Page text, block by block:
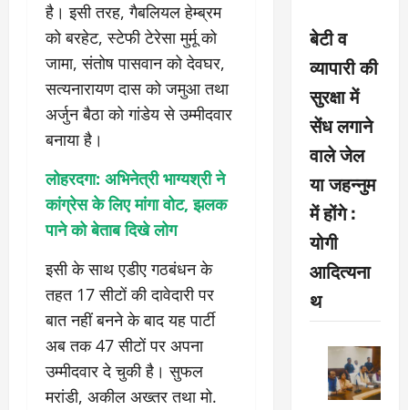
है। इसी तरह, गैबलियल हेम्ब्रम
को बरहेट, स्टेफी टेरेसा मुर्मू को
जामा, संतोष पासवान को देवघर,
सत्यनारायण दास को जमुआ तथा
अर्जुन बैठा को गांडेय से उम्मीदवार
बनाया है।
लोहरदगा: अभिनेत्री भाग्‍यश्री ने
कांग्रेस के लिए मांगा वोट, झलक
पाने को बेताब दिखे लोग
इसी के साथ एडीए गठबंधन के
तहत 17 सीटों की दावेदारी पर
बात नहीं बनने के बाद यह पार्टी
अब तक 47 सीटों पर अपना
उम्मीदवार दे चुकी है। सुफल
मरांडी, अकील अख्तर तथा मो.
बेटी व
व्यापारी की
सुरक्षा में
सेंध लगाने
वाले जेल
या जहन्नुम
में होंगे :
योगी
आदित्यना
थ